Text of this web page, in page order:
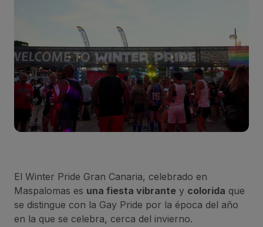
El Winter Pride Gran Canaria, celebrado en
Maspalomas es una fiesta vibrante y colorida que
se distingue con la Gay Pride por la época del año
en la que se celebra, cerca del invierno.